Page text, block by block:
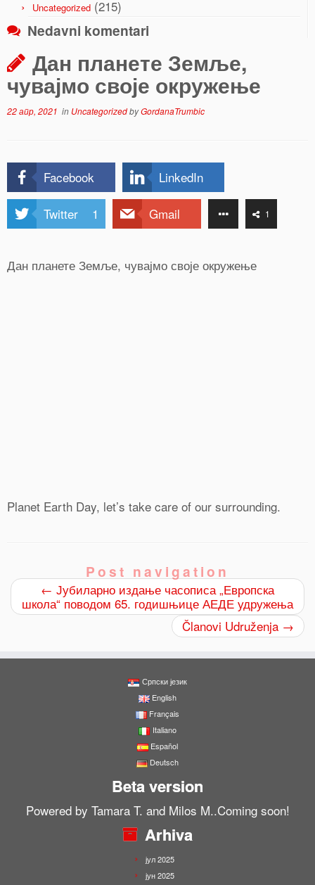
Uncategorized (215)
Nedavni komentari
Дан планете Земље,
чувајмо своје окружење
22 апр, 2021 in UncategorizedbyGordanaTrumbic
Facebook LinkedIn
Twitter 1 Gmail 1
Дан планете Земље, чувајмо своје окружење
Planet Earth Day, let’s take care of our surrounding.
Post navigation
← Јубиларно издање часописа „Европска
школа“ поводом 65. годишњице АЕДЕ удружења
Članovi Udruženja →
Српски језик
English
Français
Italiano
Español
Deutsch
Beta version
Powered by Tamara T. and Milos M..Coming soon!
Arhiva
јул 2025
јун 2025